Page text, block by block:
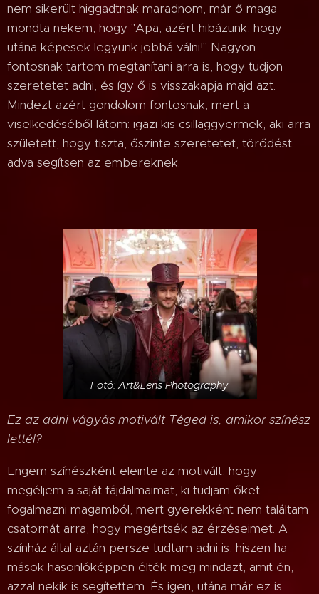
nem sikerült higgadtnak maradnom, már ő maga
mondta nekem, hogy "Apa, azért hibázunk, hogy
utána képesek legyünk jobbá válni!" Nagyon
fontosnak tartom megtanítani arra is, hogy tudjon
szeretetet adni, és így ő is visszakapja majd azt.
Mindezt azért gondolom fontosnak, mert a
viselkedéséből látom: igazi kis csillaggyermek, aki arra
született, hogy tiszta, őszinte szeretetet, törődést
adva segítsen az embereknek.
Fotó: Art&Lens Photography
Ez az adni vágyás motivált Téged is, amikor színész
lettél?
Engem színészként eleinte az motivált, hogy
megéljem a saját fájdalmaimat, ki tudjam őket
fogalmazni magamból, mert gyerekként nem találtam
csatornát arra, hogy megértsék az érzéseimet. A
színház által aztán persze tudtam adni is, hiszen ha
mások hasonlóképpen élték meg mindazt, amit én,
azzal nekik is segítettem. És igen, utána már ez is